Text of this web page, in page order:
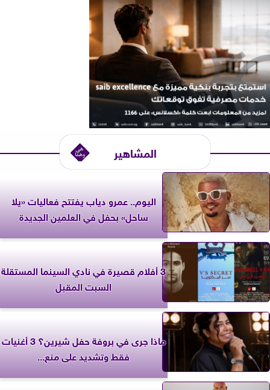
المشاهير
اليوم.. عمرو دياب يفتتح فعاليات «يلا
ساحل» بحفل في العلمين الجديدة
3 أفلام قصيرة في نادي السينما المستقلة
السبت المقبل
ماذا جرى في بروفة حفل شيرين؟ 3 أغنيات
فقط وتشديد على منع...